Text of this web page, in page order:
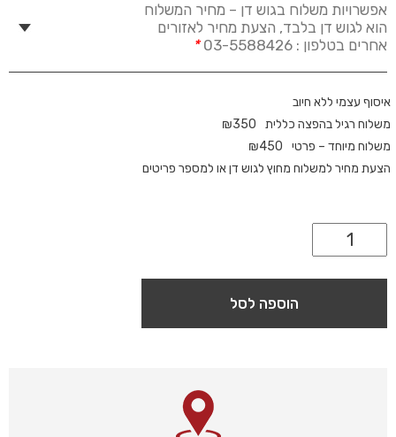
אפשרויות משלוח בגוש דן – מחיר המשלוח
הוא לגוש דן בלבד, הצעת מחיר לאזורים
אחרים בטלפון : 03-5588426
*
איסוף עצמי ללא חיוב
משלוח רגיל בהפצה כללית
₪350
משלוח מיוחד – פרטי
₪450
הצעת מחיר למשלוח מחוץ לגוש דן או למספר פריטים
הוספה לסל